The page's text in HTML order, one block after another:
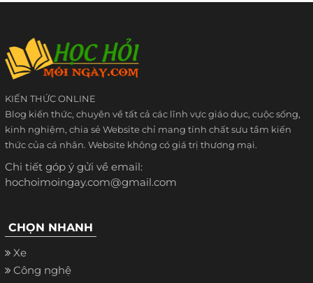
KIẾN THỨC ONLINE
Blog kiến thức, chuyên về tất cả các lĩnh vực giáo dục, cuộc sống,
kinh nghiệm, chia sẻ Website chỉ mang tính chất sưu tầm kiến
thức của cá nhân. Website không có giá trị thương mại.
Chi tiết góp ý gửi về email:
hochoimoingay.com@gmail.com
CHỌN NHANH
Xe
Công nghệ